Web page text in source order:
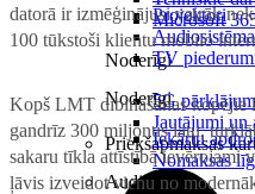
Microsoft
Noderīgi
5G
Jautājumi un
Priekšapmaksas
Projektori
TV
Noderīgi
Iekārtu
Nomaksas
Audio
datorā ir izmēģinājusi vairāk
100 tūkstoši klientu mobilo
Kopš LMT dibināšanas kopējie
gandrīz 300 miljonus latu,
sakaru tīkla attīstībā ievērojami
ļāvis izveidot vienu no